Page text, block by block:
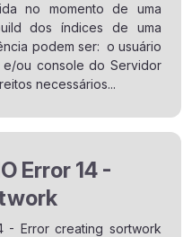
no momento de uma
dos índices de uma
podem ser: o usuário
ou console do Servidor
necessários...
Error 14 -
- Error creating sortwork